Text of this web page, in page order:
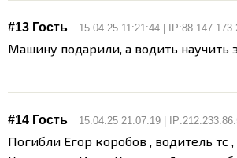
#13 Гость 15.04.25 11:21:44 |
Машину подарили, а водить научить
#14 Гость 15.04.25 21:07:19 |
Погибли Егор коробов , водитель тс